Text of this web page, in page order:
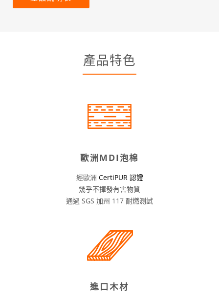
產品特色
歐洲MDI泡棉
經歐洲 CertiPUR 認證
幾乎不揮發有害物質
通過 SGS 加州 117 耐燃測試
進口木材